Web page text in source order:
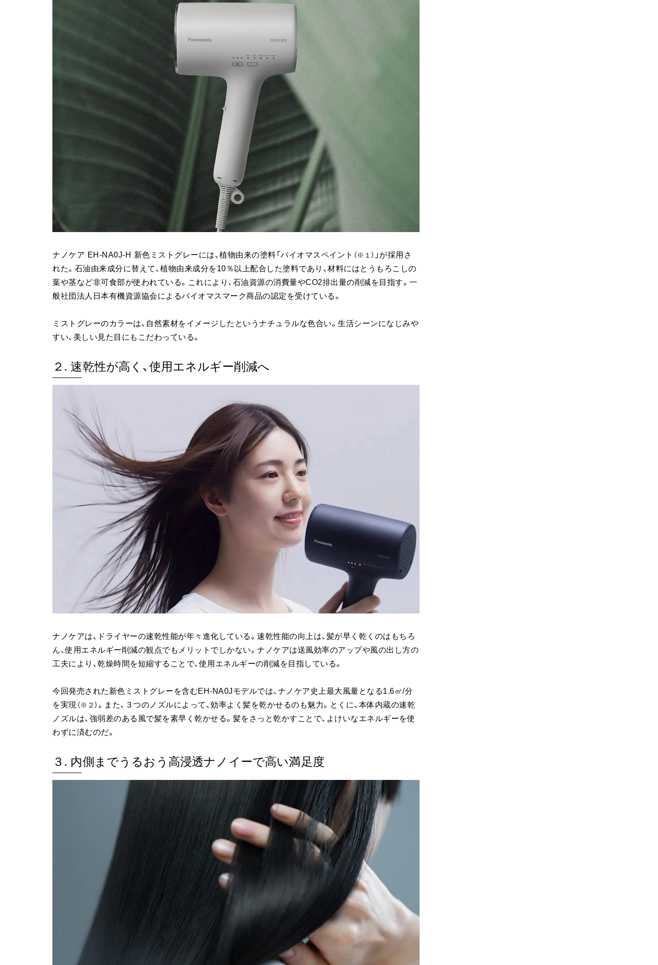
ナノケア EH-NA0J-H 新色ミストグレーには、植物由来の塗料「バイオマスペイント （※１） 」が採用さ
れた。石油由来成分に替えて、植物由来成分を10％以上配合した塗料であり、材料にはとうもろこしの
葉や茎など非可食部が使われている。これにより、石油資源の消費量やCO2排出量の削減を目指す。一
般社団法人日本有機資源協会によるバイオマスマーク商品の認定を受けている。
ミストグレーのカラーは、自然素材をイメージしたというナチュラルな色合い。生活シーンになじみや
すい、美しい見た目にもこだわっている。
２. 速乾性が高く、使用エネルギー削減へ
ナノケアは、ドライヤーの速乾性能が年々進化している。速乾性能の向上は、髪が早く乾くのはもちろ
ん、使用エネルギー削減の観点でもメリットでしかない。ナノケアは送風効率のアップや風の出し方の
工夫により、乾燥時間を短縮することで、使用エネルギーの削減を目指している。
今回発売された新色ミストグレーを含むEH-NA0Jモデルでは、ナノケア史上最大風量となる1.6㎥/分
を実現 （※２） 。また、３つのノズルによって、効率よく髪を乾かせるのも魅力。とくに、本体内蔵の速乾
ノズルは、強弱差のある風で髪を素早く乾かせる。髪をさっと乾かすことで、よけいなエネルギーを使
わずに済むのだ。
３. 内側までうるおう高浸透ナノイーで高い満足度